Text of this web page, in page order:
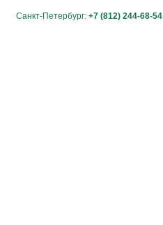
Санкт-Петербург: +7 (812) 244-68-54